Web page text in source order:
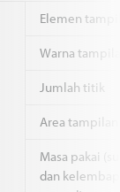
Elemen
Warna
Jumlah titik
Area
Masa pakai
dan